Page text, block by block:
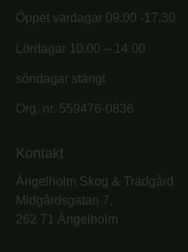
Öppet vardagar 09.00 -17.30
Lördagar 10.00 – 14.00
söndagar stängt
Org. nr. 559476-0836
Kontakt
Ängelholm Skog & Trädgård
Midgårdsgatan 7,
262 71 Ängelholm